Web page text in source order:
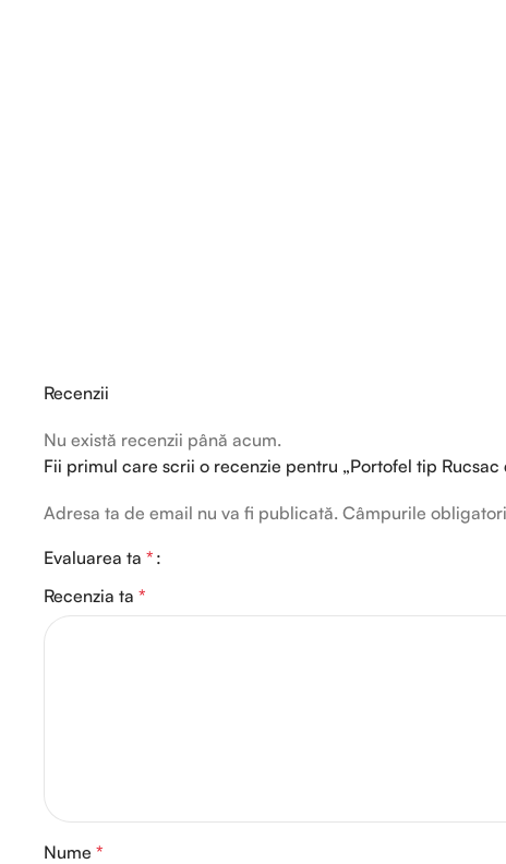
Recenzii
Nu există recenzii până acum.
Fii primul care scrii o recenzie pentru „Portofel tip
Adresa ta de email nu va fi publicată. Câmpurile
Evaluarea ta *
Recenzia ta *
Nume *